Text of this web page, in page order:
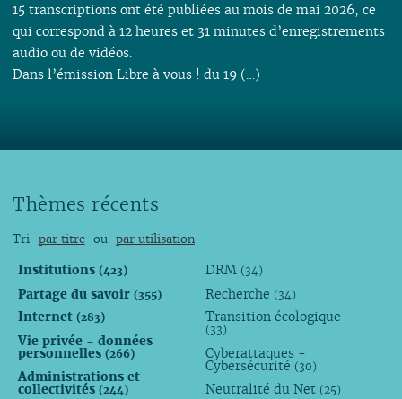
15 transcriptions ont été publiées au mois de mai 2026, ce
qui correspond à 12 heures et 31 minutes d’enregistrements
audio ou de vidéos.
Dans l’émission Libre à vous ! du 19 (…)
Thèmes récents
Tri par titre ou par utilisation
Institutions (423)
Partage du savoir (355)
Internet (283)
Vie privée - données
personnelles (266)
Administrations et
collectivités (244)
DRM (34)
Recherche (34)
Transition écologique
(33)
Cyberattaques -
Cybersécurité (30)
Neutralité du Net (25)